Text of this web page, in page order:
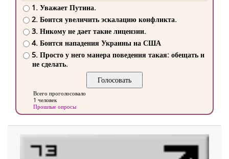
1. Уважает Путина.
2. Боится увеличить эскалацию конфликта.
3. Никому не дает такие лицензии.
4. Боится нападения Украины на США
5. Просто у него манера поведения такая: обещать и
не сделать.
Всего проголосовало
1 человек
Прошлые опросы